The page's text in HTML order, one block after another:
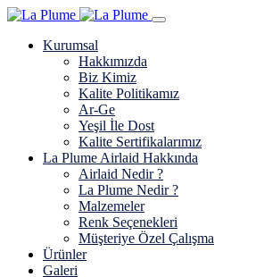
Kurumsal
Hakkımızda
Biz Kimiz
Kalite Politikamız
Ar-Ge
Yeşil İle Dost
Kalite Sertifikalarımız
La Plume Airlaid Hakkında
Airlaid Nedir ?
La Plume Nedir ?
Malzemeler
Renk Seçenekleri
Müşteriye Özel Çalışma
Ürünler
Galeri